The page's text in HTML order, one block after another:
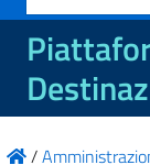
per:
/